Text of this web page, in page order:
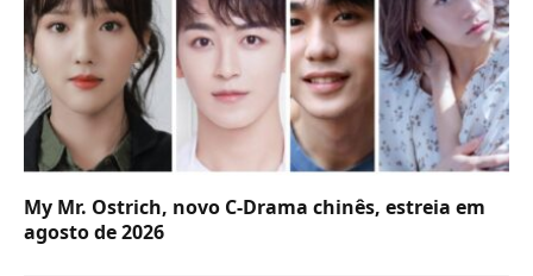
My Mr. Ostrich, novo C-Drama chinês, estreia em
agosto de 2026